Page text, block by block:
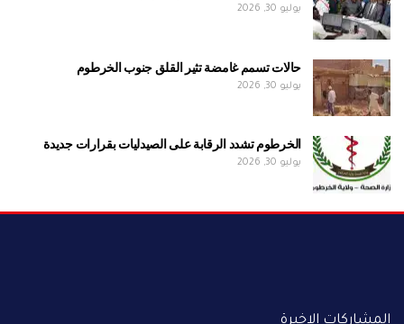
يوليو 30, 2026
حالات تسمم غامضة تثير القلق جنوب الخرطوم
يوليو 30, 2026
الخرطوم تشدد الرقابة على الصيدليات بقرارات جديدة
يوليو 30, 2026
المشاركات الاخيرة